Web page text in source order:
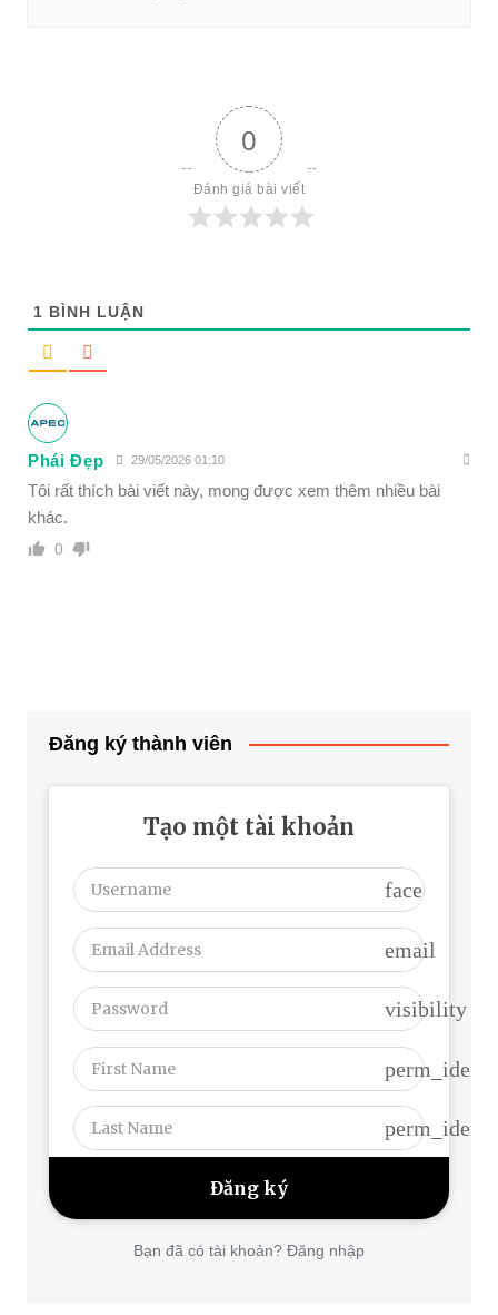
0
Đánh giá bài viết
1 BÌNH LUẬN
Phái Đẹp 29/05/2026 01:10
Tôi rất thích bài viết này, mong được xem thêm nhiều bài
khác.
0
Đăng ký thành viên
Tạo một tài khoản
face
email
visibility
Bạn đã có tài khoản? Đăng nhập